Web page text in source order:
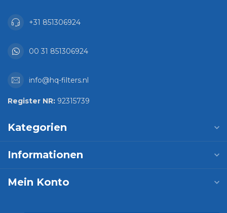
+31 851306924
00 31 851306924
info@hq-filters.nl
Register NR: 92315739
Kategorien
Informationen
Mein Konto